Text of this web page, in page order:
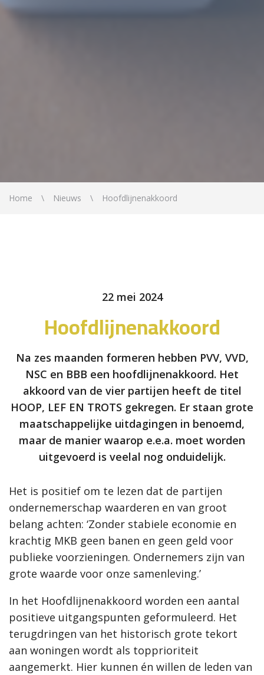
Home Nieuws Hoofdlijnenakkoord
22 mei 2024
Hoofdlijnenakkoord
Na zes maanden formeren hebben PVV, VVD,
NSC en BBB een hoofdlijnenakkoord. Het
akkoord van de vier partijen heeft de titel
HOOP, LEF EN TROTS gekregen. Er staan grote
maatschappelijke uitdagingen in benoemd,
maar de manier waarop e.e.a. moet worden
uitgevoerd is veelal nog onduidelijk.
Het is positief om te lezen dat de partijen
ondernemerschap waarderen en van groot
belang achten: ‘Zonder stabiele economie en
krachtig MKB geen banen en geen geld voor
publieke voorzieningen. Ondernemers zijn van
grote waarde voor onze samenleving.’
In het Hoofdlijnenakkoord worden een aantal
positieve uitgangspunten geformuleerd. Het
terugdringen van het historisch grote tekort
aan woningen wordt als topprioriteit
aangemerkt. Hier kunnen én willen de leden van